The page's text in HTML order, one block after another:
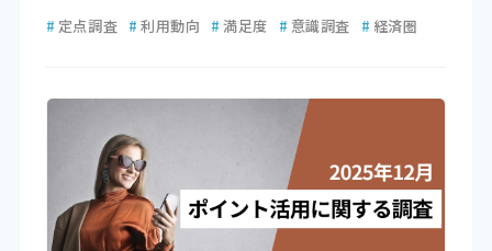
# 定点調査 # 利用動向 # 満足度 # 意識調査 # 経済圏